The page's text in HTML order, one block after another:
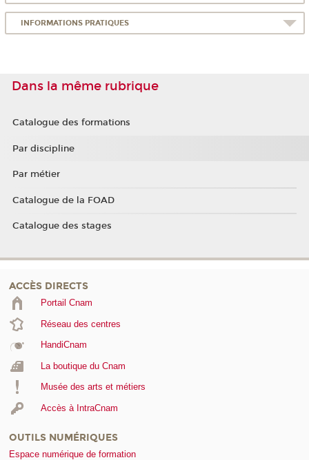
INFORMATIONS PRATIQUES
Dans la même rubrique
Catalogue des formations
Par discipline
Par métier
Catalogue de la FOAD
Catalogue des stages
ACCÈS DIRECTS
Portail Cnam
Réseau des centres
HandiCnam
La boutique du Cnam
Musée des arts et métiers
Accès à IntraCnam
OUTILS NUMÉRIQUES
Espace numérique de formation